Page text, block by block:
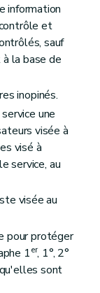
information
et
sauf
la base de
inopinés.
une
visée à
visé à
service, au
visée au
pour protéger
1er, 1°, 2°
sont